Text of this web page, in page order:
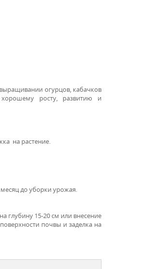
огурцов, кабачков
росту, развитию и
на растение.
до уборки урожая.
глубину 15-20 см или внесение
почвы и заделка на